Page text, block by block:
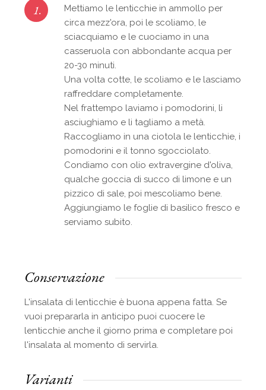
1.
Mettiamo le lenticchie in ammollo per
circa mezz'ora, poi le scoliamo, le
sciacquiamo e le cuociamo in una
casseruola con abbondante acqua per
20-30 minuti.
Una volta cotte, le scoliamo e le lasciamo
raffreddare completamente.
Nel frattempo laviamo i pomodorini, li
asciughiamo e li tagliamo a metà.
Raccogliamo in una ciotola le lenticchie, i
pomodorini e il tonno sgocciolato.
Condiamo con olio extravergine d'oliva,
qualche goccia di succo di limone e un
pizzico di sale, poi mescoliamo bene.
Aggiungiamo le foglie di basilico fresco e
serviamo subito.
Conservazione
L'insalata di lenticchie è buona appena fatta. Se
vuoi prepararla in anticipo puoi cuocere le
lenticchie anche il giorno prima e completare poi
l'insalata al momento di servirla.
Varianti